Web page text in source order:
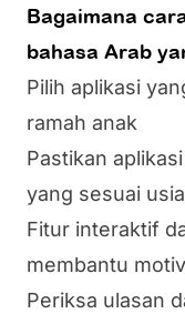
Bagaimana
bahasa Arab
Pilih aplikasi
ramah anak
Pastikan
yang sesuai usia
Fitur interaktif
membantu
Periksa ulasan